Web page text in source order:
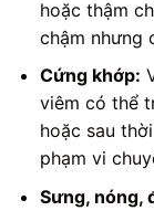
hoặc thậm
chậm nhưng
Cứng khớp:
viêm có thể
hoặc sau
phạm vi
Sưng, nóng,